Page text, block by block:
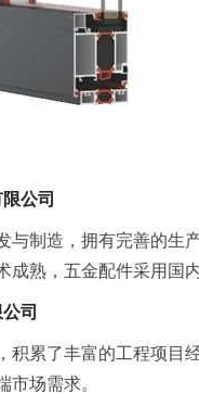
公司
与制造，拥有完善的生
成熟，五金配件采用国
司
积累了丰富的工程项目
市场需求。